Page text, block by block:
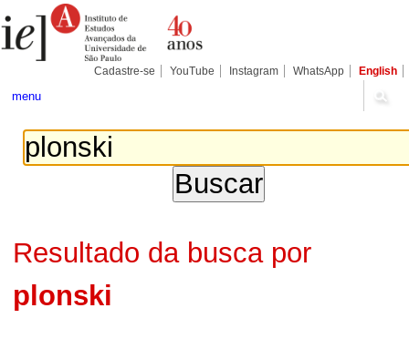
para
conteúdo.
Pessoais
Cadastre-se YouTube Instagram WhatsApp English
menu
Resultado da busca por
plonski